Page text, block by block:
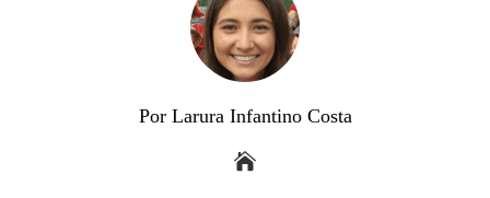
Por Larura Infantino Costa